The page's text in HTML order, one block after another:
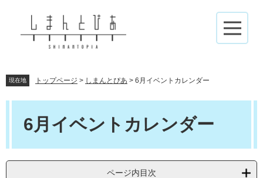
メ
ニ
現在地 トップページ > しまんとぴあ > 6月イベントカレンダー
6月イベントカレンダー
ページ内目次